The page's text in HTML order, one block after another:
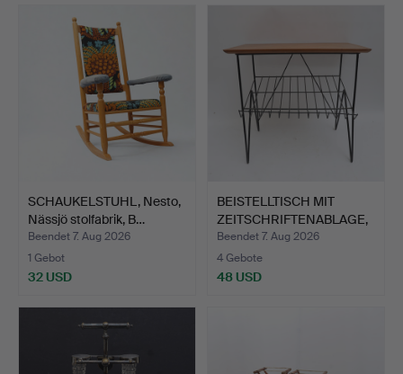
SCHAUKELSTUHL, Nesto,
Nässjö stolfabrik, B…
Beendet 7. Aug 2026
1 Gebot
32 USD
BEISTELLTISCH MIT
ZEITSCHRIFTENABLAGE,
Tea…
Beendet 7. Aug 2026
4 Gebote
48 USD